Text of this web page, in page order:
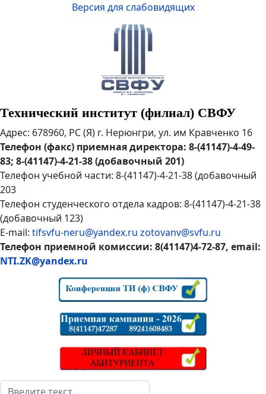
Версия для слабовидящих
Технический институт (филиал) СВФУ
Адрес: 678960, РС (Я) г. Нерюнгри, ул. им Кравченко 16
Телефон (факс) приемная директора: 8-(41147)-4-49-
83; 8-(41147)-4-21-38 (добавочный 201)
Телефон учебной части: 8-(41147)-4-21-38 (добавочный
203
Телефон студенческого отдела кадров: 8-(41147)-4-21-38
(добавочный 123)
E-mail: tifsvfu-neru@yandex.ru zotovanv@svfu.ru
Телефон приемной комиссии: 8(41147)4-72-87, email:
NTI.ZK@yandex.ru
Поиск